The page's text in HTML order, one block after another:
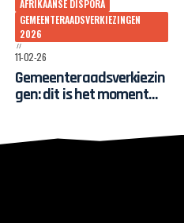
AFRIKAANSE DISPORA
GEMEENTERAADSVERKIEZINGEN
2026
11-02-26
Gemeenteraadsverkiezin
gen: dit is het moment